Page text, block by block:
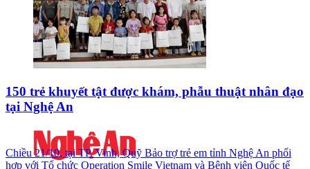
150 trẻ khuyết tật được khám, phẫu thuật nhân đạo
tại Nghệ An
Chiều 21/10, tại TP. Vinh, Quỹ Bảo trợ trẻ em tỉnh Nghệ An phối
hợp với Tổ chức Operation Smile Vietnam và Bệnh viện Quốc tế